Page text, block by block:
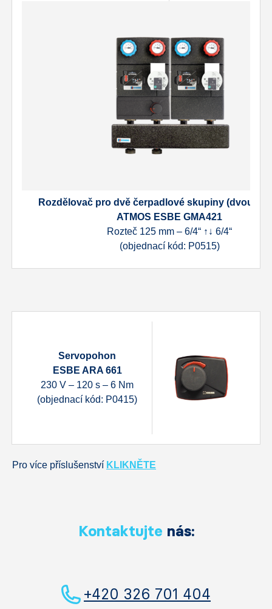
Rozdělovač pro dvě čerpadlové skupiny
ATMOS ESBE GMA421
Rozteč 125 mm – 6/4“ ↑↓ 6/4“
(objednací kód: P0515)
Servopohon
ESBE ARA 661
230 V – 120 s – 6 Nm
(objednací kód: P0415)
Pro více příslušenství KLIKNĚTE
Kontaktujte nás:
+420 326 701 404